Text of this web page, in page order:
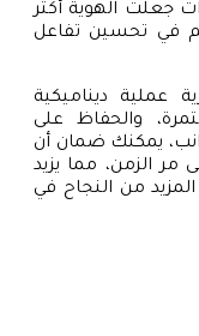
جعلت الهوية أكثر
في تحسين تفاعل
عملية ديناميكية
والحفاظ على
يمكنك ضمان أن
الزمن، مما يزيد
من النجاح في